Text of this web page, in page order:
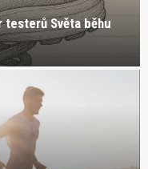
testerů Světa běhu